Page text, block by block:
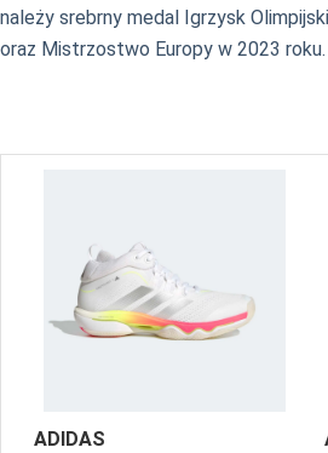
należy srebrny medal Igrzysk
oraz Mistrzostwo Europy w 2023 roku.
ADIDAS